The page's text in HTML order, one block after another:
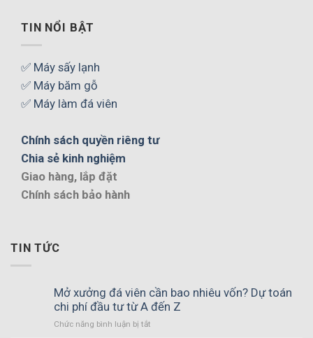
TIN NỔI BẬT
✅ Máy sấy lạnh
✅ Máy băm gỗ
✅ Máy làm đá viên
Chính sách quyền riêng tư
Chia sẻ kinh nghiệm
Giao hàng, lắp đặt
Chính sách bảo hành
TIN TỨC
Mở xưởng đá viên cần bao nhiêu vốn? Dự toán
chi phí đầu tư từ A đến Z
Chức năng bình luận bị tắt